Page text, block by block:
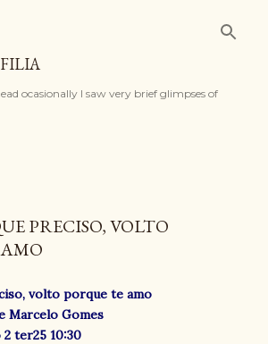
ocasionally I saw very brief glimpses of
PRECISO, VOLTO
volto porque te amo
Marcelo Gomes
ter25 10:30